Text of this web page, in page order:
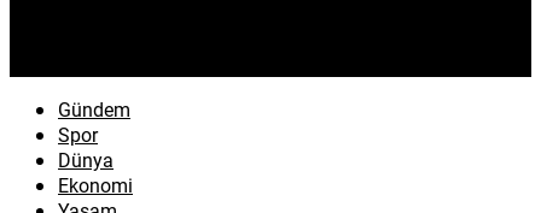
Gündem
Spor
Dünya
Ekonomi